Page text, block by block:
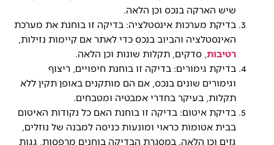
שיש הארקה בנכס וכן הלאה.
בדיקת מערכות אינסטלציה: בדיקה זו בוחנת את מערכת
האינסטלציה והביוב בנכס כדי לאתר אם קיימות נזילות,
רטיבות , סדקים, תקלות שונות וכן הלאה.
בדיקת גימורים: בדיקה זו בוחנת חיפויים, ריצוף
וגימורים שונים בנכס, אם הם מותקנים באופן תקין ללא
תקלות, בעיקר בחדרי אמבטיה ומטבחים.
בדיקת איטום: בדיקה זו בוחנת האם כל נקודות האיטום
בבית אטומות כראוי ומונעות כניסה למבנה של נוזלים,
גזים וכן הלאה. במסגרת הבדיקה בוחנים מרפסות, גגות